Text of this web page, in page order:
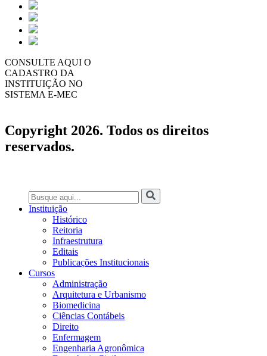
CONSULTE AQUI O
CADASTRO DA
INSTITUIÇÃO NO
SISTEMA E-MEC
Copyright 2026. Todos os direitos
reservados.
Instituição
Histórico
Reitoria
Infraestrutura
Editais
Publicações Institucionais
Cursos
Administração
Arquitetura e Urbanismo
Biomedicina
Ciências Contábeis
Direito
Enfermagem
Engenharia Agronômica